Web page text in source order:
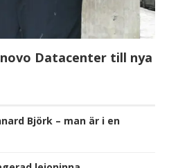
Datacenter till nya
Björk – man är i en